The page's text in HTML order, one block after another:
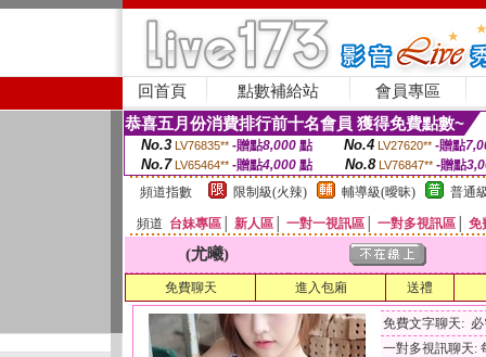
回首頁 點數補給站 會員專區
恭喜五月份消費排行前十名會員 獲得免費點數~
No.3 LV76835** -贈點8,000點 No.4 LV27620** -贈點
No.7 LV65464** -贈點4,000 點 No.8 LV76847** -贈點
頻道指數
限制級(火辣) 輔導級(曖昧) 普通
頻道 台妹專區 新人區 一對一視訊區 一對多視訊區 免
(尤曦)
免費聊天 進入包廂 送禮
免費文字聊天:
一對多視訊聊天: